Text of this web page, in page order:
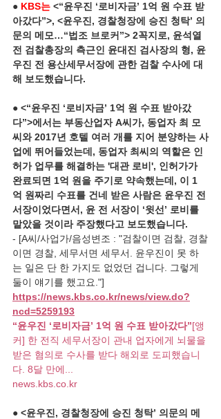
● KBS는 <“윤우진 ‘로비자금’ 1억 원 수표 받
아갔다”>, <윤우진, 경찰청장에 승진 청탁’ 의
문의 메모…“법조 브로커”> 2꼭지로, 윤석열
전 검찰총장의 측근인 윤대진 검사장의 형, 윤
우진 전 용산세무서장에 관한 검찰 수사에 대
해 보도했습니다.
● <“윤우진 ‘로비자금’ 1억 원 수표 받아갔
다”>에서는 부동산업자 A씨가, 동업자 최 모
씨와 2017년 호텔 여러 개를 지어 분양하는 사
업에 뛰어들었는데, 동업자 최씨의 역할은 인
허가 업무를 해결하는 '대관 로비', 인허가가
완료되면 1억 원을 주기로 약속했는데, 이 1
억 원짜리 수표를 건네 받은 사람은 윤우진 전
서장이었다면서, 윤 전 서장이 ‘윗선’ 로비를
맡았을 것이라 주장했다고 보도했습니다.
- [A씨/사업가/음성변조 : "검찰이면 검찰, 경찰
이면 경찰, 세무서면 세무서. 윤우진이 못 하
는 일은 단 한 가지도 없었던 겁니다. 그렇게
둘이 얘기를 했고요."]
https://news.kbs.co.kr/news/view.do?
ncd=5259193
“윤우진 ‘로비자금’ 1억 원 수표 받아갔다”[앵
커] 한 전직 세무서장이 관내 업자에게 뇌물을
받은 혐의로 수사를 받다 해외로 도피했습니
다. 8달 만에...
news.kbs.co.kr
● <윤우진, 경찰청장에 승진 청탁’ 의문의 메